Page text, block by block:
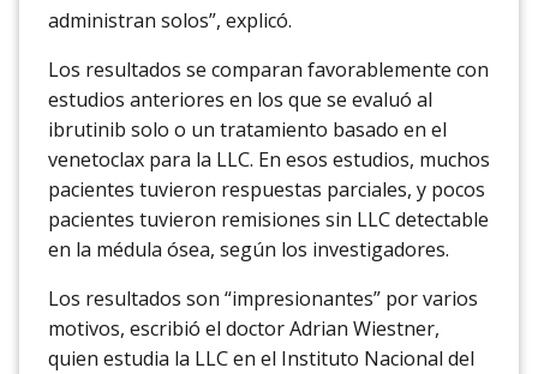
administran solos”, explicó.
Los resultados se comparan favorablemente con
estudios anteriores en los que se evaluó al
ibrutinib solo o un tratamiento basado en el
venetoclax para la LLC. En esos estudios, muchos
pacientes tuvieron respuestas parciales, y pocos
pacientes tuvieron remisiones sin LLC detectable
en la médula ósea, según los investigadores.
Los resultados son “impresionantes” por varios
motivos, escribió el doctor Adrian Wiestner,
quien estudia la LLC en el Instituto Nacional del